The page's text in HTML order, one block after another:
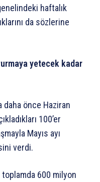
haftalık
da sözlerine
yetecek kadar
daha önce Haziran
100’er
Mayıs ayı
verdi.
600 milyon